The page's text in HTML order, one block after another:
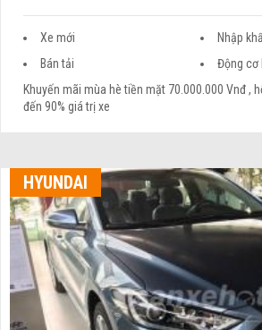
Xe mới
Nhập
Bán tải
Động cơ
Khuyến mãi mùa hè tiền mặt 70.000.000 Vnđ ,
đến 90% giá trị xe
HYUNDAI